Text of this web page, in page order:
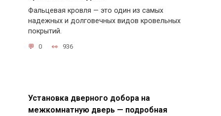
Фальцевая кровля — это один из самых
надежных и долговечных видов кровельных
покрытий.
0 936
Установка дверного добора на
межкомнатную дверь — подробная